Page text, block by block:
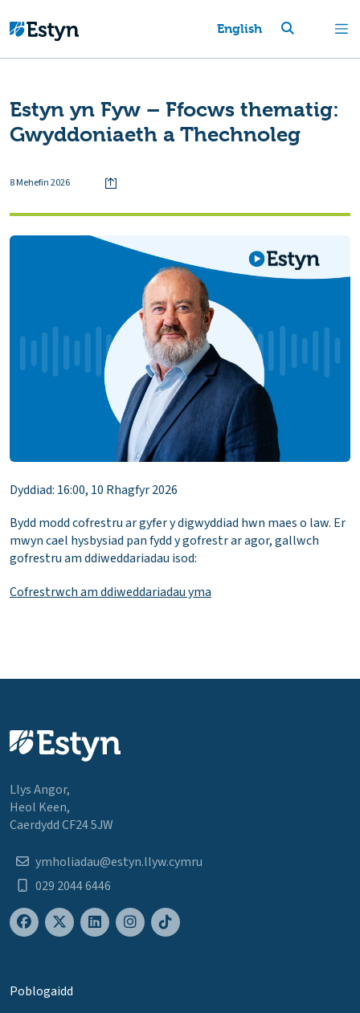
English
Estyn yn Fyw – Ffocws thematig:
Gwyddoniaeth a Thechnoleg
8 Mehefin 2026
Dyddiad: 16:00, 10 Rhagfyr 2026
Bydd modd cofrestru ar gyfer y digwyddiad hwn maes o law. Er
mwyn cael hysbysiad pan fydd y gofrestr ar agor, gallwch
gofrestru am ddiweddariadau isod:
Cofrestrwch am ddiweddariadau yma
Llys Angor,
Heol Keen,
Caerdydd CF24 5JW
ymholiadau@estyn.llyw.cymru
029 2044 6446
Poblogaidd